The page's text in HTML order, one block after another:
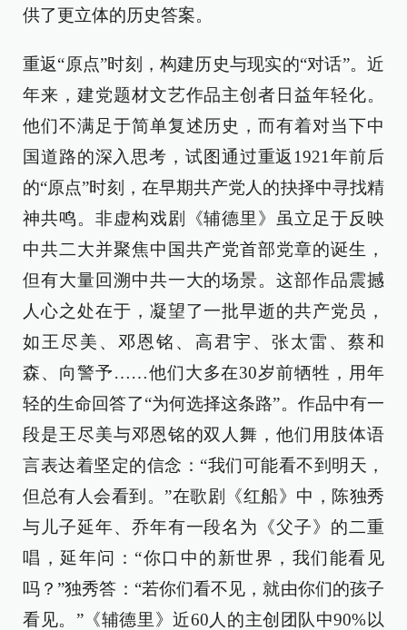
供了更立体的历史答案。
重返“原点”时刻，构建历史与现实的“对话”。近
年来，建党题材文艺作品主创者日益年轻化。
他们不满足于简单复述历史，而有着对当下中
国道路的深入思考，试图通过重返1921年前后
的“原点”时刻，在早期共产党人的抉择中寻找精
神共鸣。非虚构戏剧《辅德里》虽立足于反映
中共二大并聚焦中国共产党首部党章的诞生，
但有大量回溯中共一大的场景。这部作品震撼
人心之处在于，凝望了一批早逝的共产党员，
如王尽美、邓恩铭、高君宇、张太雷、蔡和
森、向警予……他们大多在30岁前牺牲，用年
轻的生命回答了“为何选择这条路”。作品中有一
段是王尽美与邓恩铭的双人舞，他们用肢体语
言表达着坚定的信念：“我们可能看不到明天，
但总有人会看到。”在歌剧《红船》中，陈独秀
与儿子延年、乔年有一段名为《父子》的二重
唱，延年问：“你口中的新世界，我们能看见
吗？”独秀答：“若你们看不见，就由你们的孩子
看见。”《辅德里》近60人的主创团队中90%以